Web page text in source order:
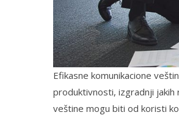
Efikasne komunikacione
produktivnosti, izgradnji jakih
veštine mogu biti od koristi